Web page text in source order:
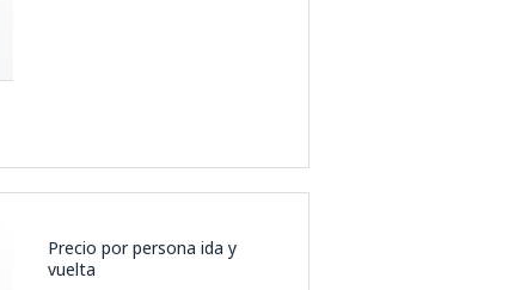
Precio por persona ida y
vuelta